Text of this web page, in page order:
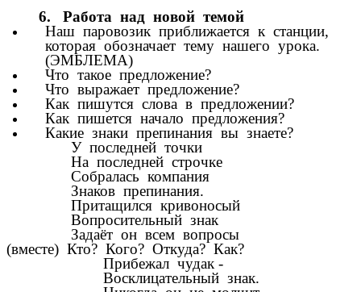
6. Работа над новой темой
Наш паровозик приближается к станции,
которая обозначает тему нашего урока.
(ЭМБЛЕМА)
Что такое предложение?
Что выражает предложение?
Как пишутся слова в предложении?
Как пишется начало предложения?
Какие знаки препинания вы знаете?
У последней точки
На последней строчке
Собралась компания
Знаков препинания.
Притащился кривоносый
Вопросительный знак
Задаёт он всем вопросы
(вместе) Кто? Кого? Откуда? Как?
Прибежал чудак -
Восклицательный знак.